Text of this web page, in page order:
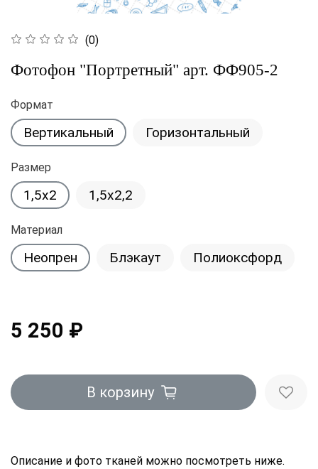
(0)
Фотофон "Портретный" арт. ФФ905-2
Формат
Вертикальный Горизонтальный
Размер
1,5x2 1,5x2,2
Материал
Неопрен Блэкаут Полиоксфорд
5 250 ₽
В корзину
Описание и фото тканей можно посмотреть ниже.